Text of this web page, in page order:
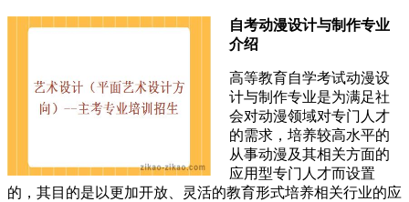
自考动漫设计与制作专业
介绍
高等教育自学考试动漫设
计与制作专业是为满足社
会对动漫领域对专门人才
的需求，培养较高水平的
从事动漫及其相关方面的
应用型专门人才而设置
的，其目的是以更加开放、灵活的教育形式培养相关行业的应